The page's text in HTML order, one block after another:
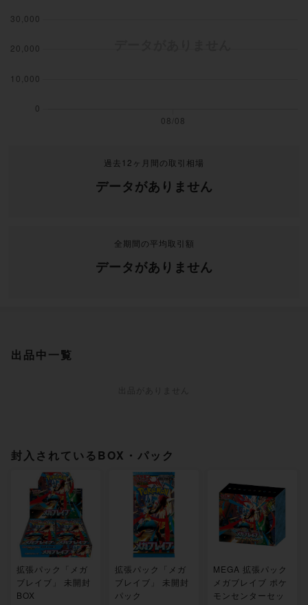
過去12ヶ月間の取引相場
データがありません
全期間の平均取引額
データがありません
出品中一覧
封入されているBOX・パック
拡張パック「メガ
ブレイブ」 未開封
BOX
拡張パック「メガ
ブレイブ」 未開封
パック
MEGA 拡張パック
メガブレイブ ポケ
モンセンターセッ